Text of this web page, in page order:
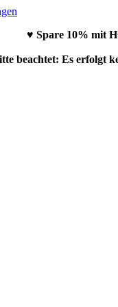
♥ Spare 10% mit
beachtet: Es erfolgt